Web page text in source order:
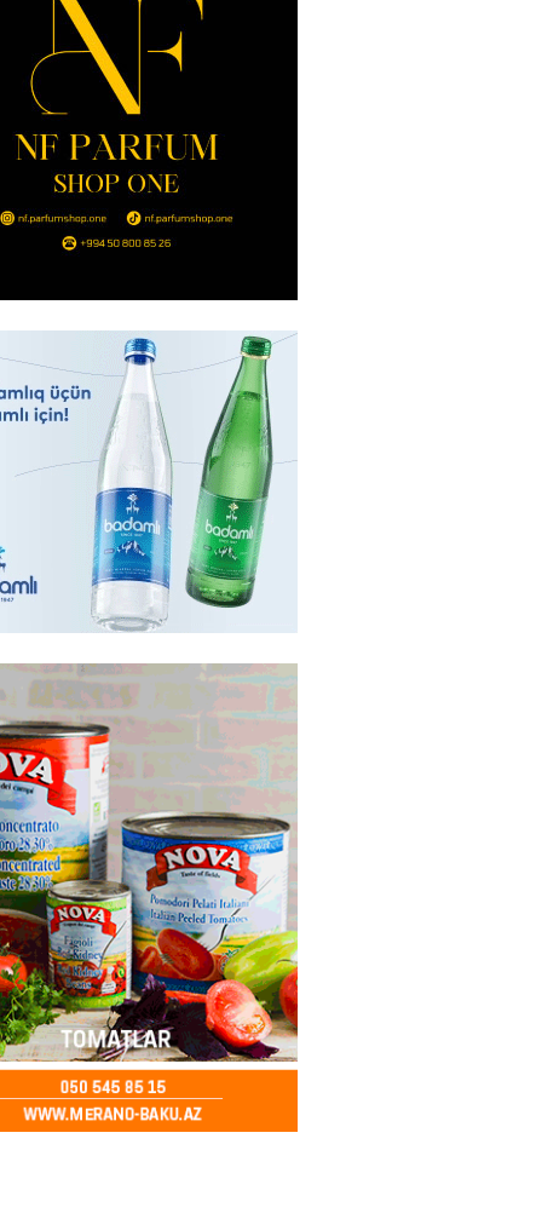
PENSİYA VƏ MÜAVİNƏTLƏR
ARTIRILACAQ? – Mühüm
- 13:45
yağış yağacaq
- 13:30
gedirmiş
- 13:15
neft emalı zavodunda yanğın:
Ufaneftexim” dron
sonra alovlanıb
99
- 12:45
Əkbərov bu agentliyin
oldu – FOTO
- 12:30 101
deputatı Asif Əsgərov
dağ kəndlərindən biri olan
kəndində sakinlərlə görüşdü
- 12:15 104